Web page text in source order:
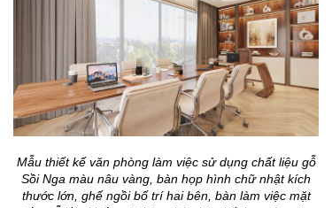
Mẫu thiết kế văn phòng làm việc sử dụng chất liệu gỗ
Sồi Nga màu nâu vàng, bàn họp hình chữ nhật kích
thước lớn, ghế ngồi bố trí hai bên, bàn làm việc mặt